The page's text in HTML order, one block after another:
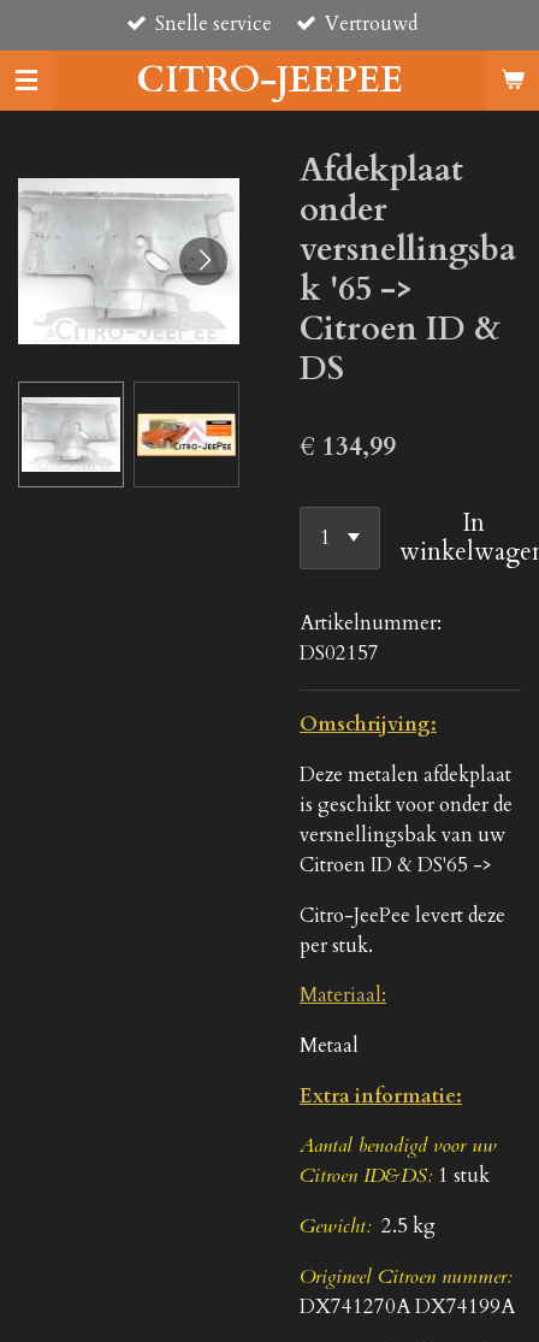
direct
naar
de
CITRO-JEEPEE
Snelle service Vertrouwd
Afdekplaat
onder
versnellingsba
k '65 ->
Citroen ID &
DS
€ 134,99
In
Artikelnummer:
DS02157
Omschrijving:
Deze metalen afdekplaat
is geschikt voor onder de
versnellingsbak van uw
Citroen ID & DS'65 ->
Citro-JeePee levert deze
per stuk.
Materiaal:
Metaal
Extra informatie:
Aantal benodigd voor uw
Citroen ID&DS: 1 stuk
Gewicht: 2.5 kg
Origineel Citroen nummer:
DX741270A DX74199A